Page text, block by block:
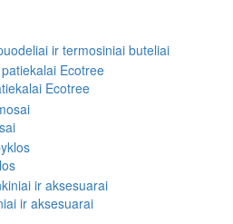
ir termosiniai buteliai
Ecotree
ir aksesuarai